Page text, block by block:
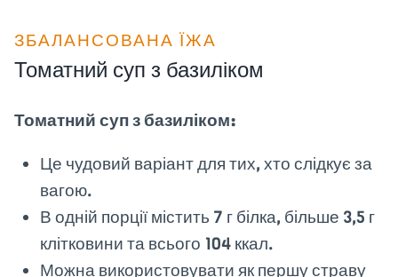
ЗБАЛАНСОВАНА ЇЖА
Томатний суп з базиліком
Томатний суп з базиліком:
Це чудовий варіант для тих, хто слідкує за
вагою.
В одній порції містить 7 г білка, більше 3,5 г
клітковини та всього 104 ккал.
Можна використовувати як першу страву